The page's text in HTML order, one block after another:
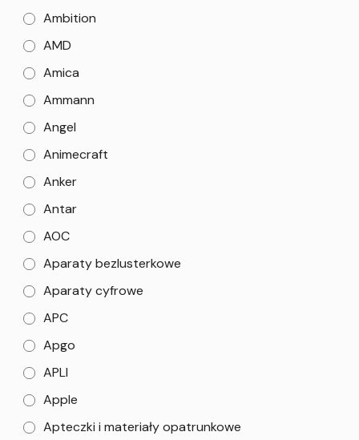
Ambition
AMD
Amica
Ammann
Angel
Animecraft
Anker
Antar
AOC
Aparaty bezlusterkowe
Aparaty cyfrowe
APC
Apgo
APLI
Apple
Apteczki i materiały opatrunkowe